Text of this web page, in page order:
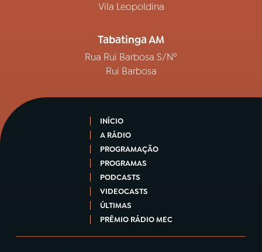
Vila Leopoldina
Tabatinga AM
Rua Rui Barbosa S/Nº
Rui Barbosa
INÍCIO
A RÁDIO
PROGRAMAÇÃO
PROGRAMAS
PODCASTS
VIDEOCASTS
ÚLTIMAS
PRÊMIO RÁDIO MEC